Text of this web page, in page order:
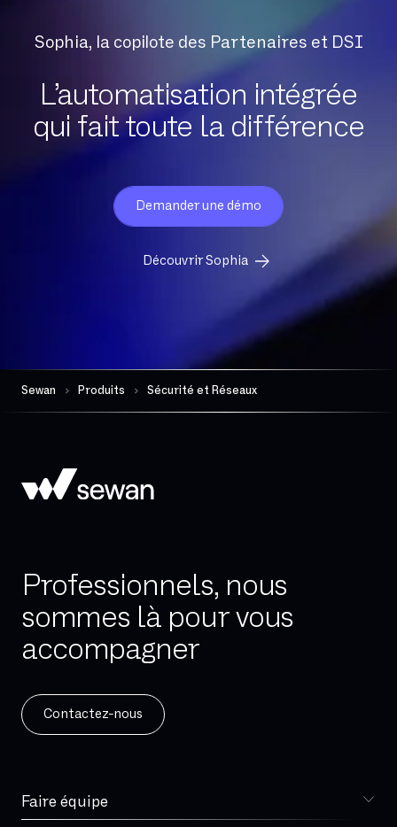
Sophia, la copilote des Partenaires et DSI
L’automatisation intégrée
qui fait toute la différence
Demander une démo
Découvrir Sophia
Sewan Produits Sécurité et Réseaux
Professionnels, nous
sommes là pour vous
accompagner
Contactez-nous
Faire équipe